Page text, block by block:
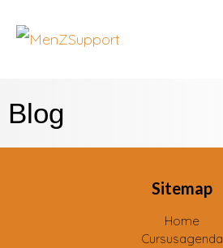
Blog
Sitemap
Home
Cursusagenda